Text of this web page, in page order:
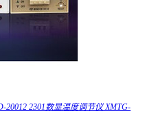
2301数显温度调节仪 XMTG-